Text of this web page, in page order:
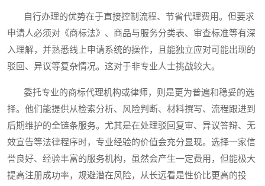
自行办理的优势在于直接控制流程、节省代理费用。但要求
申请人必须对《商标法》、商品与服务分类表、审查标准等有深
入理解，并熟悉线上申请系统的操作，且能独立应对可能出现的
驳回、异议等复杂情况。这对于非专业人士挑战较大。
委托专业的商标代理机构或律师，则是更为普遍和稳妥的选
择。他们能提供从检索分析、风险判断、材料撰写、流程跟进到
后期维护的全链条服务。尤其是在处理驳回复审、异议答辩、无
效宣告等法律程序时，专业经验的价值会充分显现。选择一家信
誉良好、经验丰富的服务机构，虽然会产生一定费用，但能极大
提高注册成功率，规避潜在风险，从长远看是性价比更高的投